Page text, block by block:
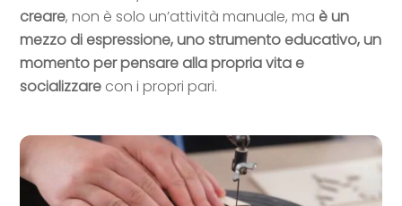
creare, non è solo un’attività manuale, ma è un
mezzo di espressione, uno strumento educativo, un
momento per pensare alla propria vita e
socializzare con i propri pari.